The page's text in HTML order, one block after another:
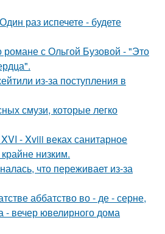
раз испечете - будете
с Ольгой Бузовой - "Это
из-за поступления в
смузи, которые легко
- Xviii веках санитарное
низким.
что переживает из-за
аббатство во - де - серне,
- вечер ювелирного дома